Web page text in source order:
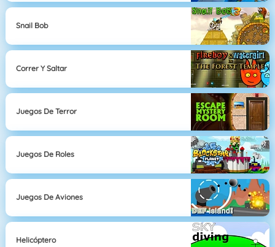
Snail Bob
Correr Y Saltar
Juegos De Terror
Juegos De Roles
Juegos De Aviones
Helicóptero